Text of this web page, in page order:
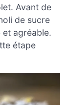
Avant de
de sucre
agréable.
étape